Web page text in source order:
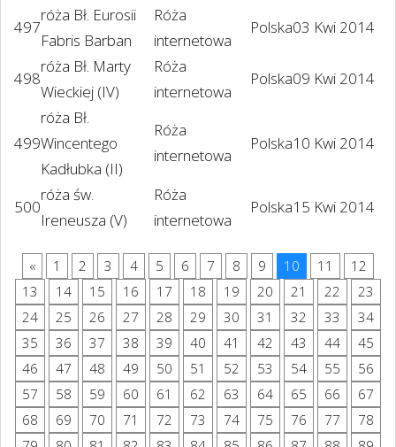
497
róża Bł. Eurosii
Fabris Barban
Róża
internetowa
Polska03 Kwi 2014
498
róża Bł. Marty
Wieckiej (IV)
Róża
internetowa
Polska09 Kwi 2014
499
róża Bł.
Wincentego
Kadłubka (II)
Róża
internetowa
Polska10 Kwi 2014
500
róża św.
Ireneusza (V)
Róża
internetowa
Polska15 Kwi 2014
« 1 2 3 4 5 6 7 8 9 10 11
12
13
14 15 16 17 18 19 20 21 22
23
24
25 26 27 28 29 30 31 32 33
34
35
36 37 38 39 40 41 42 43 44
45
46
47 48 49 50 51 52 53 54 55
56
57
58 59 60 61 62 63 64 65 66
67
68
69 70 71 72 73 74 75 76 77
78